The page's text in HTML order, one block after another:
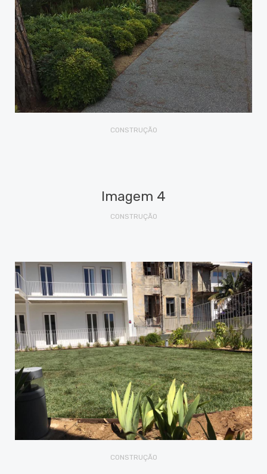
CONSTRUÇÃO
Imagem 4
CONSTRUÇÃO
CONSTRUÇÃO